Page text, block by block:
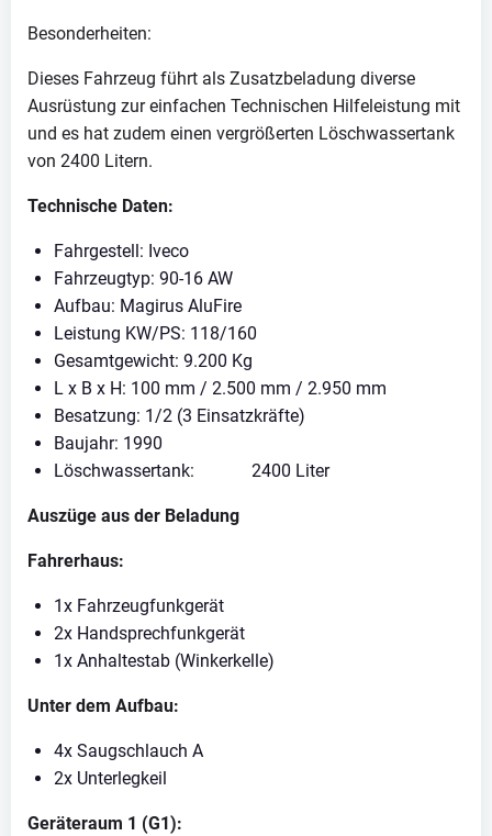
Besonderheiten:
Dieses Fahrzeug führt als Zusatzbeladung diverse
Ausrüstung zur einfachen Technischen Hilfeleistung mit
und es hat zudem einen vergrößerten Löschwassertank
von 2400 Litern.
Technische Daten:
Fahrgestell: Iveco
Fahrzeugtyp: 90-16 AW
Aufbau: Magirus AluFire
Leistung KW/PS: 118/160
Gesamtgewicht: 9.200 Kg
L x B x H: 100 mm / 2.500 mm / 2.950 mm
Besatzung: 1/2 (3 Einsatzkräfte)
Baujahr: 1990
Löschwassertank: 2400 Liter
Auszüge aus der Beladung
Fahrerhaus:
1x Fahrzeugfunkgerät
2x Handsprechfunkgerät
1x Anhaltestab (Winkerkelle)
Unter dem Aufbau:
4x Saugschlauch A
2x Unterlegkeil
Geräteraum 1 (G1):